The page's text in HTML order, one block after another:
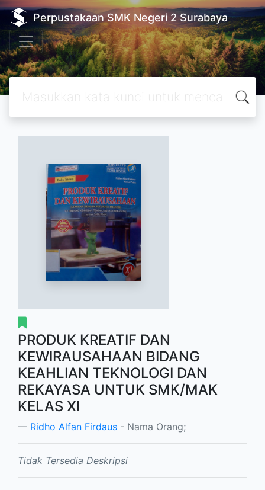
Perpustakaan SMK Negeri 2 Surabaya
PRODUK KREATIF DAN
KEWIRAUSAHAAN BIDANG
KEAHLIAN TEKNOLOGI DAN
REKAYASA UNTUK SMK/MAK
KELAS XI
Ridho Alfan Firdaus - Nama Orang;
Tidak Tersedia Deskripsi